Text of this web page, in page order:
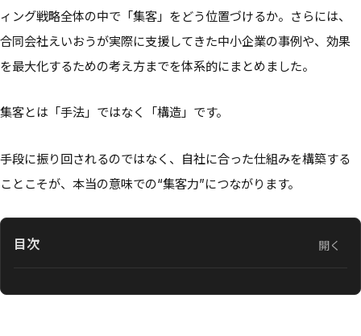
ィング戦略全体の中で「集客」をどう位置づけるか。さらには、
合同会社えいおうが実際に支援してきた中小企業の事例や、効果
を最大化するための考え方までを体系的にまとめました。
集客とは「手法」ではなく「構造」です。
手段に振り回されるのではなく、自社に合った仕組みを構築する
ことこそが、本当の意味での“集客力”につながります。
目次 開く